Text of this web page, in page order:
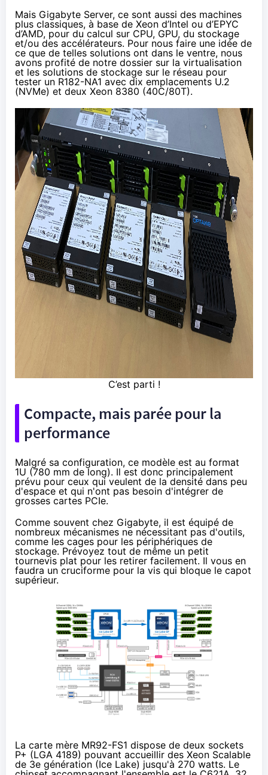
Mais Gigabyte Server, ce sont aussi des machines
plus classiques, à base de Xeon d’Intel ou d’EPYC
d’AMD, pour du calcul sur CPU, GPU, du stockage
et/ou des accélérateurs. Pour nous faire une idée de
ce que de telles solutions ont dans le ventre, nous
avons profité de notre dossier sur la virtualisation
et les solutions de stockage sur le réseau pour
tester un R182-NA1 avec dix emplacements U.2
(NVMe) et deux Xeon 8380 (40C/80T).
C’est parti !
Compacte, mais parée pour la
performance
Malgré sa configuration, ce modèle est au format
1U (780 mm de long). Il est donc principalement
prévu pour ceux qui veulent de la densité dans peu
d'espace et qui n'ont pas besoin d'intégrer de
grosses cartes PCIe.
Comme souvent chez Gigabyte, il est équipé de
nombreux mécanismes ne nécessitant pas d'outils,
comme les cages pour les périphériques de
stockage. Prévoyez tout de même un petit
tournevis plat pour les retirer facilement. Il vous en
faudra un cruciforme pour la vis qui bloque le capot
supérieur.
La carte mère MR92-FS1 dispose de deux sockets
P+ (LGA 4189) pouvant accueillir des Xeon Scalable
de 3e génération (Ice Lake) jusqu'à 270 watts. Le